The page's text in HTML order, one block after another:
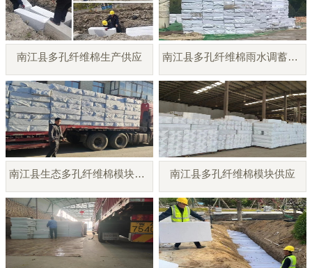
南江县多孔纤维棉生产供应 南江县多孔纤维棉雨水调蓄模块
南江县生态多孔纤维棉模块厂家 南江县多孔纤维棉模块供应